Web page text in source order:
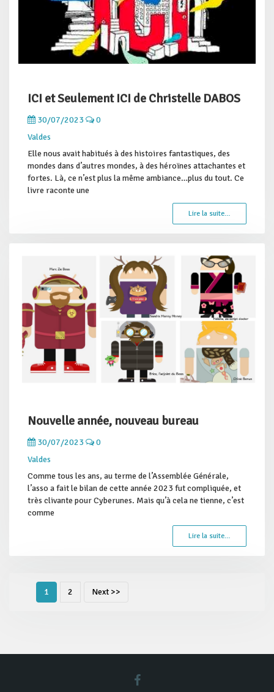
ICI et Seulement ICI de Christelle DABOS
30/07/2023
0
Valdes
Elle nous avait habitués à des histoires fantastiques, des
mondes dans d’autres mondes, à des héroïnes attachantes et
fortes. Là, ce n’est plus la même ambiance…plus du tout. Ce
livre raconte une
Lire la suite…
Nouvelle année, nouveau bureau
30/07/2023
0
Valdes
Comme tous les ans, au terme de l’Assemblée Générale,
l’asso a fait le bilan de cette année 2023 fut compliquée, et
très clivante pour Cyberunes. Mais qu’à cela ne tienne, c’est
comme
Lire la suite…
1 2 Next >>